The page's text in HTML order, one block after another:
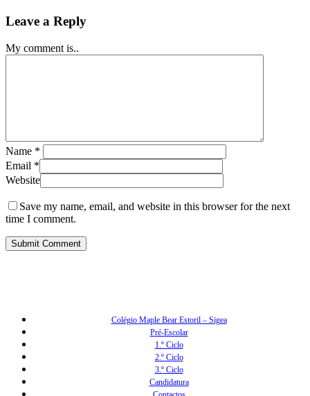
Leave a Reply
My comment is..
Name *
Email *
Website
Save my name, email, and website in this browser for the next
time I comment.
Colégio Maple Bear Estoril – Sigea
Pré-Escolar
1.º Ciclo
2.º Ciclo
3.º Ciclo
Candidatura